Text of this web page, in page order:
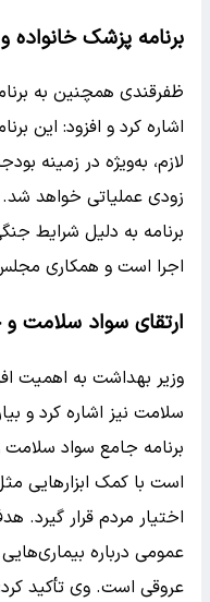
برنامه پزشک خانواده
ظفرقندی همچنین به
اشاره کرد و افزود: این
لازم، به‌ویژه در زمینه
زودی عملیاتی خواهد
برنامه به دلیل شرایط
اجرا است و همکاری
ارتقای سواد سلامت و
وزیر بهداشت به اهمیت
سلامت نیز اشاره کرد و
برنامه جامع سواد سلامت
است با کمک ابزارهایی
اختیار مردم قرار گیرد.
عمومی درباره
عروقی است. وی تأکید